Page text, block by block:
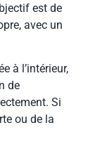
est de
avec un
à l’intérieur,
de
Si
ou de la